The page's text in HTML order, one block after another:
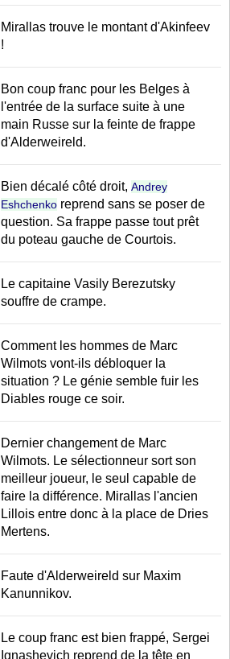
Mirallas trouve le montant d'Akinfeev
!
Bon coup franc pour les Belges à
l'entrée de la surface suite à une
main Russe sur la feinte de frappe
d'Alderweireld.
Bien décalé côté droit, Andrey
Eshchenkoreprend sans se poser de
question. Sa frappe passe tout prêt
du poteau gauche de Courtois.
Le capitaine Vasily Berezutsky
souffre de crampe.
Comment les hommes de Marc
Wilmots vont-ils débloquer la
situation ? Le génie semble fuir les
Diables rouge ce soir.
Dernier changement de Marc
Wilmots. Le sélectionneur sort son
meilleur joueur, le seul capable de
faire la différence. Mirallas l'ancien
Lillois entre donc à la place de Dries
Mertens.
Faute d'Alderweireld sur Maxim
Kanunnikov.
Le coup franc est bien frappé, Sergei
Ignashevich reprend de la tête en